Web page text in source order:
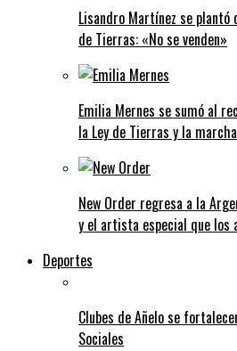
Lisandro Martínez se
de Tierras: «No se venden»
Emilia Mernes se sumó al
la Ley de Tierras y la
New Order regresa a la
y el artista especial que los
Deportes
Clubes de Añelo se
Sociales